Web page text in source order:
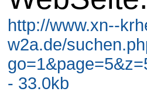
http://www.xn--
w2a.de/
- 33.0kb